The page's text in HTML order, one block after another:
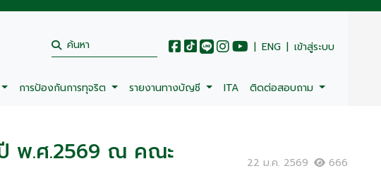
| ENG | เข้าสู่ระบบ
การป้องกันการทุจริต รายงานทางบัญชี ITA ติดต่อสอบถาม
ปี พ.ศ.2569 ณ คณะ 22 ม.ค. 2569 666